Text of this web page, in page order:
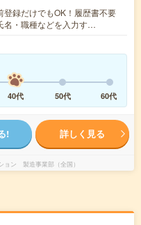
録だけでもOK！履歴書不要
名・職種などを入力す…
40代 50代 60代
! 詳しく見る
ョン 製造事業部（全国）